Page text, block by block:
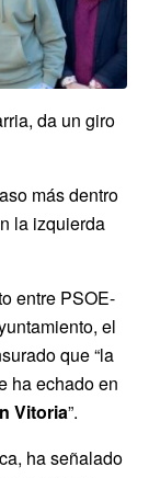
da un giro
más dentro
la izquierda
entre PSOE-
el
que “la
ha echado en
Vitoria”.
ha señalado